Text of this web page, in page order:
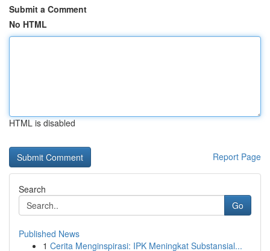
Submit a Comment
No HTML
HTML is disabled
Report Page
Search
Go
Published News
1 Cerita Menginspirasi: IPK Meningkat Substansial...